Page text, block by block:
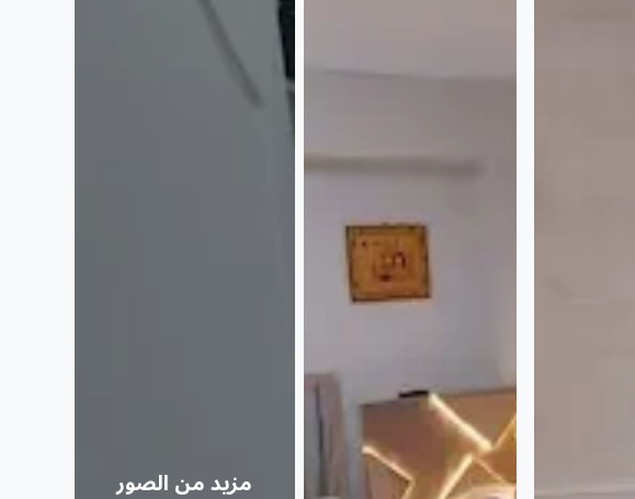
مزيد من الصور